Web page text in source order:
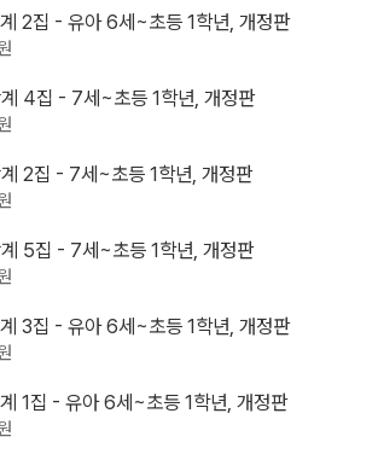
2집 - 유아 6세~초등 1학년, 개정판
4집 - 7세~초등 1학년, 개정판
2집 - 7세~초등 1학년, 개정판
5집 - 7세~초등 1학년, 개정판
3집 - 유아 6세~초등 1학년, 개정판
1집 - 유아 6세~초등 1학년, 개정판